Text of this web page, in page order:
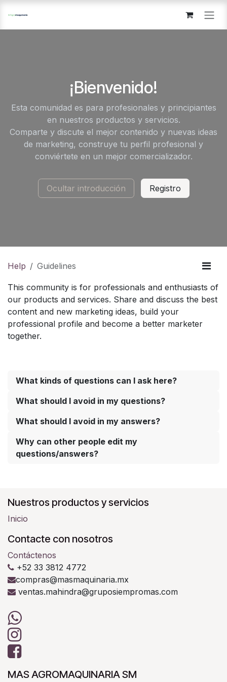
¡Bienvenido!
Esta comunidad es para profesionales y principiantes
en nuestros productos y servicios.
Comparte y discute el mejor contenido y nuevas ideas
de marketing, construye tu perfil profesional y
conviértete en un mejor comercializador.
Ocultar introducción Registro
Help Guidelines
This community is for professionals and enthusiasts of
our products and services. Share and discuss the best
content and new marketing ideas, build your
professional profile and become a better marketer
together.
What kinds of questions can I ask here?
What should I avoid in my questions?
What should I avoid in my answers?
Why can other people edit my
questions/answers?
Nuestros productos y servicios
Inicio
Contacte con nosotros
Contáctenos
+52 33 3812 4772
compras@masmaquinaria.mx
ventas.mahindra@gruposiempromas.com
MAS AGROMAQUINARIA SM